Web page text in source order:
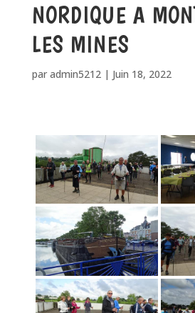
NORDIQUE A
LES MINES
par admin5212| Juin 18, 2022